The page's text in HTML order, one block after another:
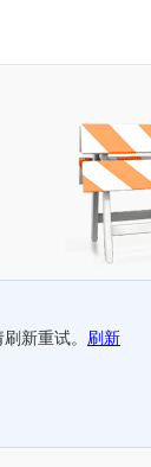
新重试。 刷新